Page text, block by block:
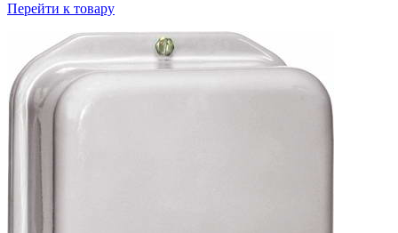
Перейти к товару